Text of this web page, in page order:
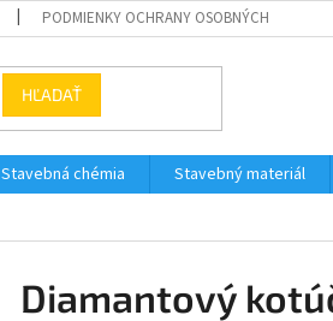
PODMIENKY OCHRANY OSOBNÝCH ÚDAJOV
HĽADAŤ
Stavebná chémia Stavebný materiál
Diamantový